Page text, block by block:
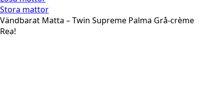
Stora mattor
Vändbarat Matta – Twin Supreme Palma Grå-crème
Rea!